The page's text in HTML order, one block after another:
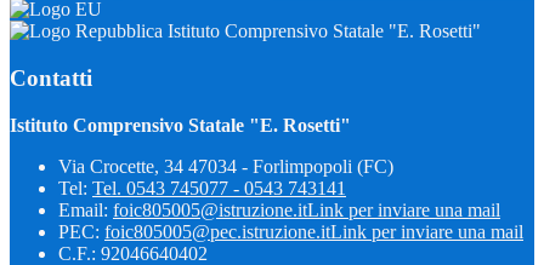
Istituto Comprensivo Statale "E. Rosetti"
Contatti
Istituto Comprensivo Statale "E. Rosetti"
Via Crocette, 34 47034 - Forlimpopoli (FC)
Tel: Tel. 0543 745077 - 0543 743141
Email: foic805005@istruzione.itLink per inviare una mail
PEC: foic805005@pec.istruzione.itLink per inviare una mail
C.F.: 92046640402